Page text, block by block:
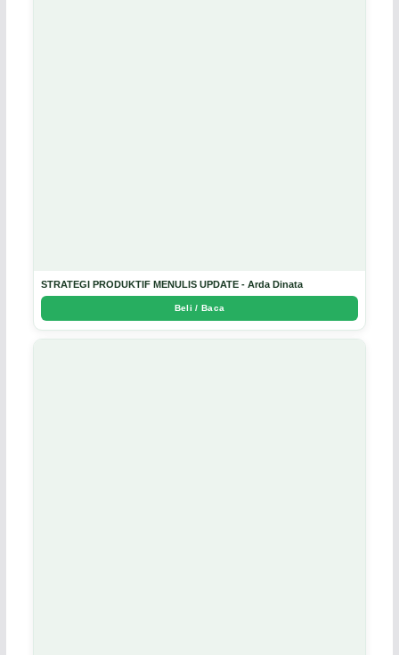
STRATEGI PRODUKTIF MENULIS UPDATE - Arda Dinata
Beli / Baca